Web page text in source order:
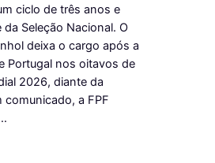
ciclo de três anos e
da Seleção Nacional. O
deixa o cargo após a
Portugal nos oitavos de
2026, diante da
comunicado, a FPF